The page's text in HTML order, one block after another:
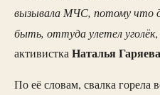
вызывала МЧС, потому
быть, оттуда улетел уголёк
активисткаНаталья
По её словам, свалка